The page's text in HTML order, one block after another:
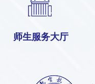
师生服务大厅